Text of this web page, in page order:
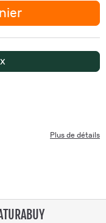
Plus de détails